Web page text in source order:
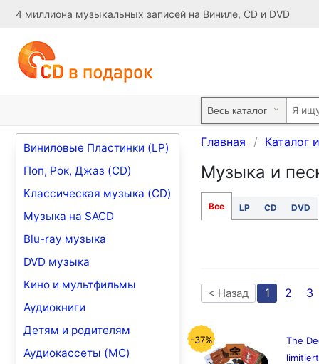
4 миллиона музыкальных записей на Виниле, CD и DVD
Виниловые Пластинки (LP)
Поп, Рок, Джаз (CD)
Классическая музыка (CD)
Музыка на SACD
Blu-ray музыка
DVD музыка
Кино и мультфильмы
Аудиокниги
Детям и родителям
Аудиокассеты (MC)
Главная Каталог
Музыка и
Все LP CD DVD
< Назад 1 2 3
-37%
The